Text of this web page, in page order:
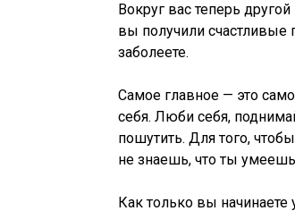
Вокруг вас теперь
вы получили счастливые
заболеете.
Самое главное — это
себя. Люби себя,
пошутить. Для того,
не знаешь, что ты
Как только вы начинаете